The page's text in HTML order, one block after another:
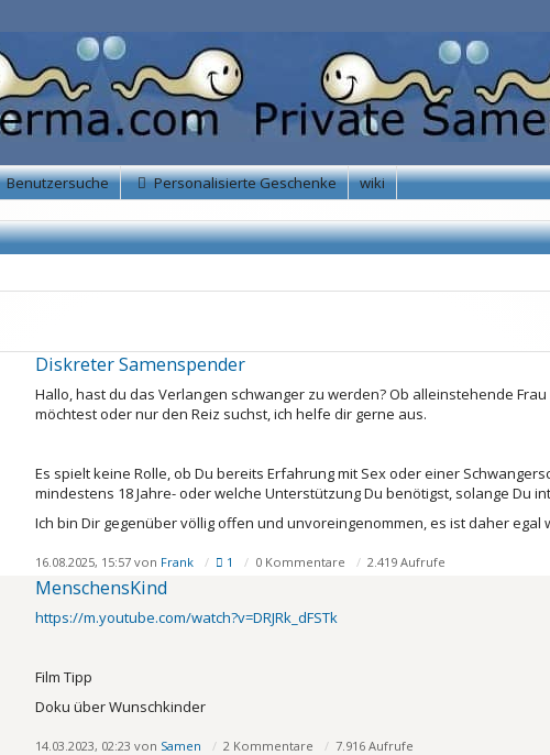
Benutzersuche Personalisierte Geschenke wiki
Diskreter Samenspender
Hallo, hast du das Verlangen schwanger zu werden? Ob alleinstehende
möchtest oder nur den Reiz suchst, ich helfe dir gerne aus.
Es spielt keine Rolle, ob Du bereits Erfahrung mit Sex oder einer
mindestens 18 Jahre- oder welche Unterstützung Du benötigst, solange Du
Ich bin Dir gegenüber völlig offen und unvoreingenommen, es ist daher egal
16.08.2025, 15:57 von Frank 1 0 Kommentare 2.419 Aufrufe
MenschensKind
https://m.youtube.com/watch?v=DRJRk_dFSTk
Film Tipp
Doku über Wunschkinder
14.03.2023, 02:23 von Samen 2 Kommentare 7.916 Aufrufe